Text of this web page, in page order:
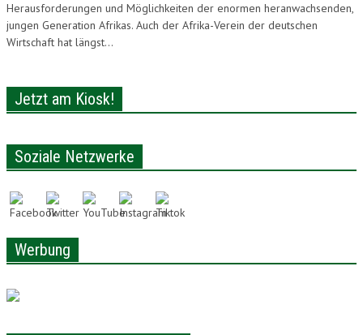
PORTRAIT
VERLOSUNG
LONAM ABONNIEREN
JOBS / PRAKTIKUM
Herausforderungen und Möglichkeiten der enormen heranwachsenden,
jungen Generation Afrikas. Auch der Afrika-Verein der deutschen
Wirtschaft hat längst...
Jetzt am Kiosk!
Soziale Netzwerke
Werbung